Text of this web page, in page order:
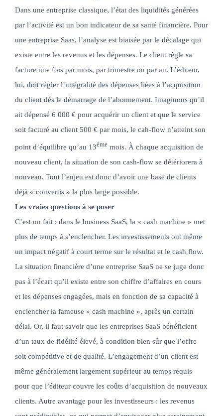
Dans une entreprise classique, l’état des liquidités générées
par l’activité est un bon indicateur de sa santé financière. Pour
une entreprise Saas, l’analyse est biaisée par le décalage qui
existe entre les revenus et les dépenses. Le client règle sa
facture une fois par mois, par trimestre ou par an. L’éditeur,
lui, doit régler l’intégralité des dépenses liées à l’acquisition
du client dès le démarrage de l’abonnement. Imaginons qu’il
ait dépensé 6 000 € pour acquérir un client et que le service
soit facturé au client 500 € par mois, le cah-flow n’atteint son
point d’équilibre qu’au 13ème mois. À chaque acquisition de
nouveau client, la situation de son cash-flow se détériorera à
nouveau. Tout l’enjeu est donc d’avoir une base de clients
déjà « convertis » la plus large possible.
Les vraies questions à se poser
C’est un fait : dans le business SaaS, la « cash machine » met
plus de temps à s’enclencher. Les investissements ont même
un impact négatif à court terme sur le résultat et le cash flow.
La situation financière d’une entreprise SaaS ne se juge donc
pas à l’écart qu’il existe entre son chiffre d’affaires en cours
et les dépenses engagées, mais en fonction de sa capacité à
enclencher la fameuse « cash machine », après un certain
délai. Or, il faut savoir que les entreprises SaaS bénéficient
d’un taux de fidélité élevé, à condition bien sûr que l’offre
soit compétitive et de qualité. L’engagement d’un client est
même généralement largement supérieur au temps requis
pour que l’éditeur couvre les coûts d’acquisition de nouveaux
clients. Autre avantage pour les investisseurs : les revenus